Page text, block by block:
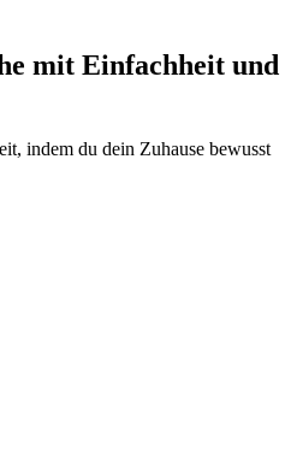
mit Einfachheit und
indem du dein Zuhause bewusst